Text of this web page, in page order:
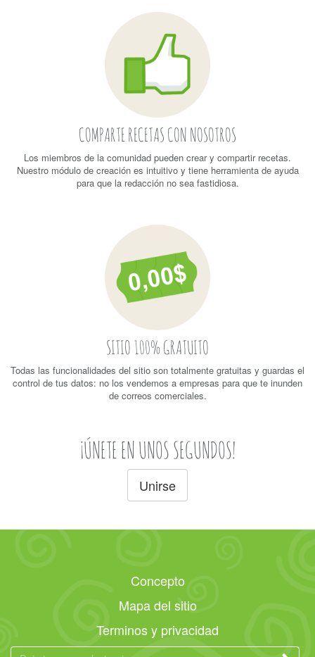
COMPARTE RECETAS CON NOSOTROS
Los miembros de la comunidad pueden crear y compartir recetas.
Nuestro módulo de creación es intuitivo y tiene herramienta de ayuda
para que la redacción no sea fastidiosa.
SITIO 100% GRATUITO
Todas las funcionalidades del sitio son totalmente gratuitas y guardas el
control de tus datos: no los vendemos a empresas para que te inunden
de correos comerciales.
¡ÚNETE EN UNOS SEGUNDOS!
Unirse
Concepto
Mapa del sitio
Terminos y privacidad